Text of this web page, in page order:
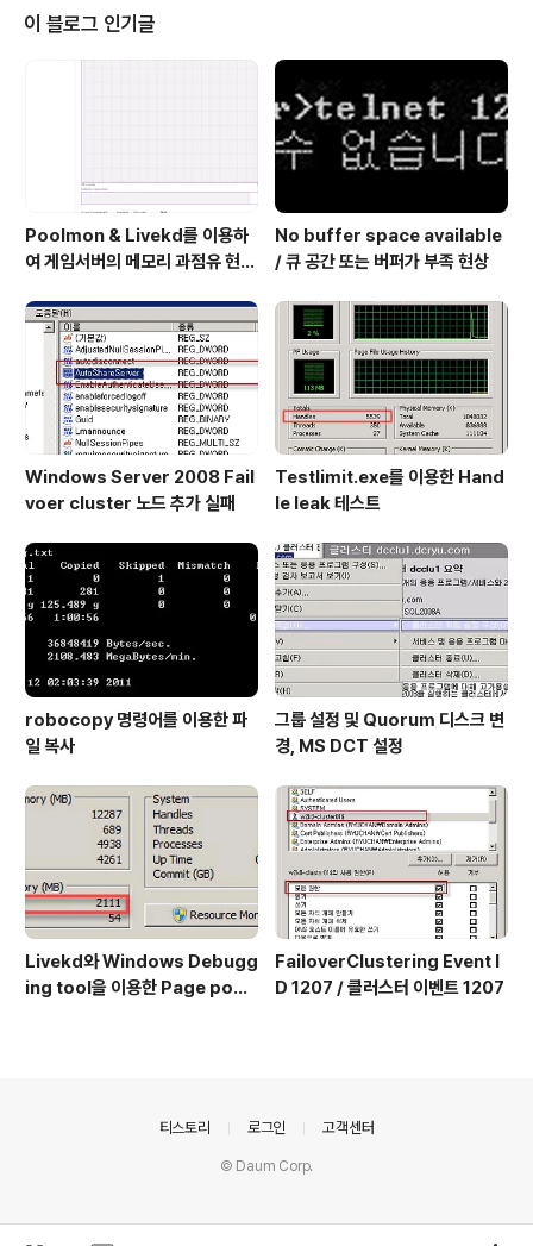
rkingset - Private 의 사용량이 다른 이유? [증 상] A 서
버의 물리적 메모리는 16G이며 SQL server의 Max M
emory를 12G로 설정 한 후 성능 모니터에서 Working
이 블로그 인기글
Poolmon & Livekd를 이용하
여 게임서버의 메모리 과점유 현상
No buffer space available
/ 큐 공간 또는 버퍼가 부족 현상
Windows Server 2008 Fail
voer cluster 노드 추가 실패
Testlimit.exe를 이용한 Hand
le leak 테스트
robocopy 명령어를 이용한 파
일 복사
그룹 설정 및 Quorum 디스크 변
경, MS DCT 설정
Livekd와 Windows Debugg
ing tool을 이용한 Page pool
FailoverClustering Event I
D 1207 / 클러스터 이벤트 1207
티스토리 로그인 고객센터
© Daum Corp.